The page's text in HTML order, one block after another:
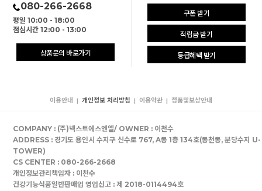
080-266-2668
평일 10:00 - 18:00
점심시간 12:00 - 13:00
상품문의 바로가기
쿠폰 받기
적립금 받기
등급혜택 받기
이용안내 | 개인정보 처리방침 | 이용약관 | 정품및보상안내
COMPANY : (주)넥스트에스엔엘/ OWNER : 이천수
ADDRESS : 경기도 용인시 수지구 신수로 767, A동 1층 134호(동천동, 분당수지 U-
TOWER)
CS CENTER : 080-266-2668
개인정보관리책임자 : 이천수
건강기능식품일반판매업 영업신고 : 제 2018-0114494호